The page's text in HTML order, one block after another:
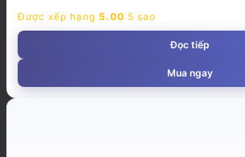
Được xếp hạng 5.00 5 sao
Đọc tiếp
Mua ngay